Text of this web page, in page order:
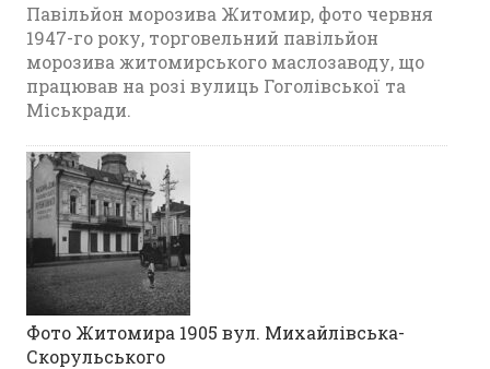
Павільйон морозива Житомир, фото червня
1947-го року, торговельний павільйон
морозива житомирського маслозаводу, що
працював на розі вулиць Гоголівської та
Міськради.
Фото Житомира 1905 вул. Михайлівська-
Скорульського